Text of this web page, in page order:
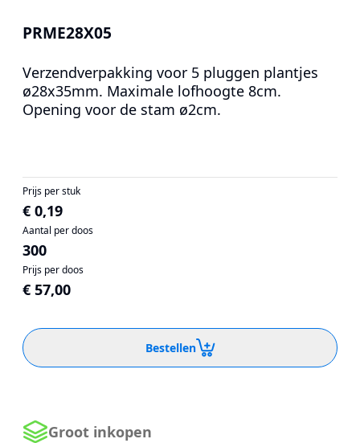
PRME28X05
Verzendverpakking voor 5 pluggen plantjes
ø28x35mm. Maximale lofhoogte 8cm.
Opening voor de stam ø2cm.
Prijs per stuk
€ 0,19
Aantal per doos
300
Prijs per doos
€ 57,00
Bestellen
Groot inkopen